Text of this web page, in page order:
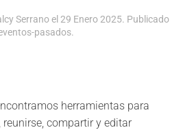
Serrano el 29 Enero 2025. Publicado
pasados.
herramientas para
compartir y editar